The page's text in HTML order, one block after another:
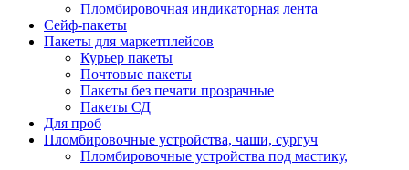
Пломбировочная индикаторная лента
Сейф-пакеты
Пакеты для маркетплейсов
Курьер пакеты
Почтовые пакеты
Пакеты без печати прозрачные
Пакеты СД
Для проб
Пломбировочные устройства, чаши, сургуч
Пломбировочные устройства под мастику,